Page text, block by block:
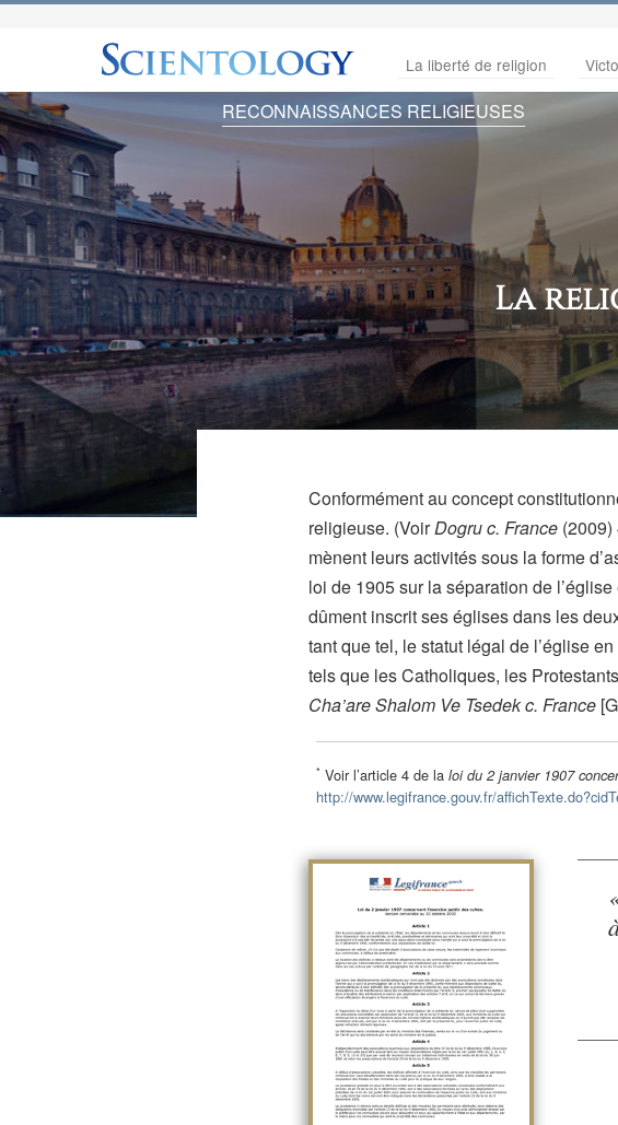
La liberté de religion
RECONNAISSANCES RELIGIEUSES
La
Conformément au concept
religieuse. (VoirDogru c. France
mènent leurs activités sous la forme
loi de 1905 sur la séparation de l’église
dûment inscrit ses églises dans les
tant que tel, le statut légal de l’église
tels que les Catholiques, les
Cha’are Shalom Ve Tsedek c. France
* Voir l’article 4 de la loi du 2 janvier 1907
http://www.legifrance.gouv.fr/